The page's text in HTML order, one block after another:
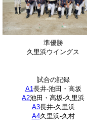
準優勝
久里浜ウイングス
試合の記録
A1長井-池田・高坂
A2池田・高坂-久里浜
A3長井-久里浜
A4久里浜-久村